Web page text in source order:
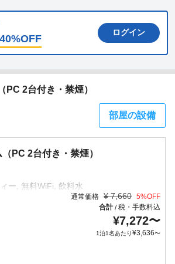
40%OFF
ログイン
PC 2台付き・禁煙）
部屋の設備
PC 2台付き・禁煙）
通常価格 ¥ 7,660 5%OFF
合計/税・手数料込
¥7,272〜
1泊1名あたり¥3,636〜